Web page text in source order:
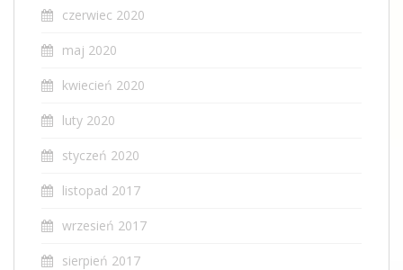
czerwiec 2020
maj 2020
kwiecień 2020
luty 2020
styczeń 2020
listopad 2017
wrzesień 2017
sierpień 2017